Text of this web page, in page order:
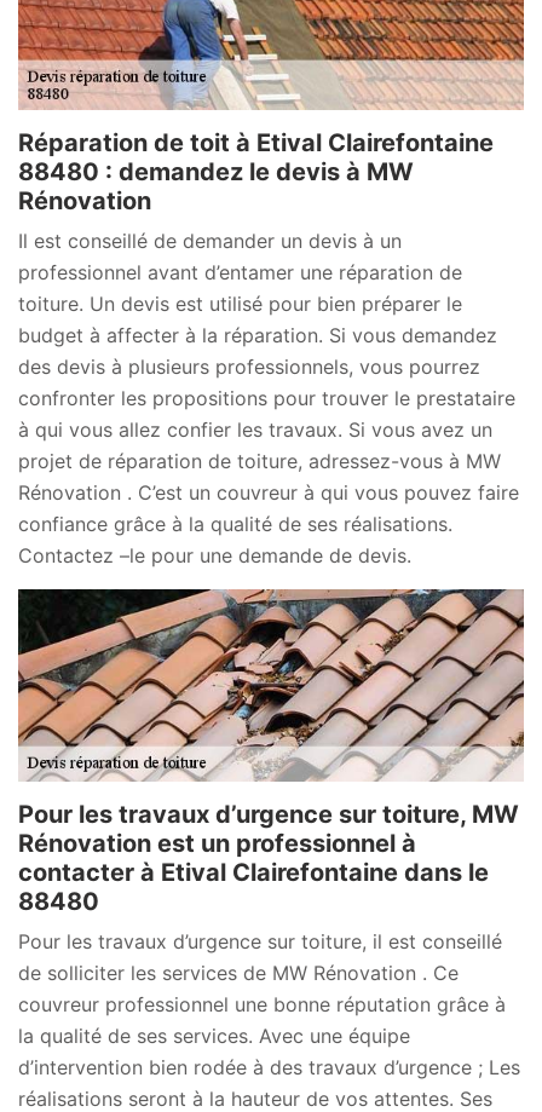
Réparation de toit à Etival Clairefontaine
88480 : demandez le devis à MW
Rénovation
Il est conseillé de demander un devis à un
professionnel avant d’entamer une réparation de
toiture. Un devis est utilisé pour bien préparer le
budget à affecter à la réparation. Si vous demandez
des devis à plusieurs professionnels, vous pourrez
confronter les propositions pour trouver le prestataire
à qui vous allez confier les travaux. Si vous avez un
projet de réparation de toiture, adressez-vous à MW
Rénovation . C’est un couvreur à qui vous pouvez faire
confiance grâce à la qualité de ses réalisations.
Contactez –le pour une demande de devis.
Pour les travaux d’urgence sur toiture, MW
Rénovation est un professionnel à
contacter à Etival Clairefontaine dans le
88480
Pour les travaux d’urgence sur toiture, il est conseillé
de solliciter les services de MW Rénovation . Ce
couvreur professionnel une bonne réputation grâce à
la qualité de ses services. Avec une équipe
d’intervention bien rodée à des travaux d’urgence ; Les
réalisations seront à la hauteur de vos attentes. Ses